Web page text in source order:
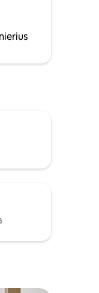
įėjimo